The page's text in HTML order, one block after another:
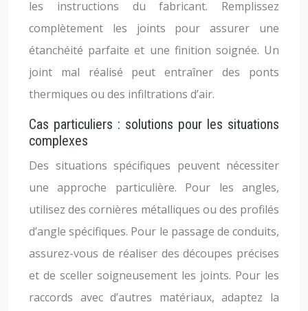
les instructions du fabricant. Remplissez
complètement les joints pour assurer une
étanchéité parfaite et une finition soignée. Un
joint mal réalisé peut entraîner des ponts
thermiques ou des infiltrations d’air.
Cas particuliers : solutions pour les situations
complexes
Des situations spécifiques peuvent nécessiter
une approche particulière. Pour les angles,
utilisez des cornières métalliques ou des profilés
d’angle spécifiques. Pour le passage de conduits,
assurez-vous de réaliser des découpes précises
et de sceller soigneusement les joints. Pour les
raccords avec d’autres matériaux, adaptez la